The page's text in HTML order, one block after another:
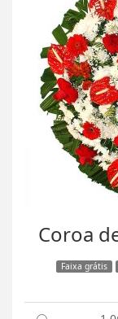
Coroa
Faixa grátis